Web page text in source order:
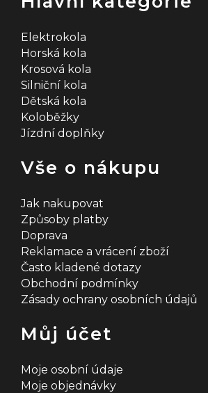
Elektrokola
Horská kola
Krosová kola
Silniční kola
Dětská kola
Koloběžky
Jízdní doplňky
Vše o nákupu
Jak nakupovat
Způsoby platby
Doprava
Reklamace a vrácení zboží
Často kladené dotazy
Obchodní podmínky
Zásady ochrany osobních údajů
Můj účet
Moje osobní údaje
Moje objednávky